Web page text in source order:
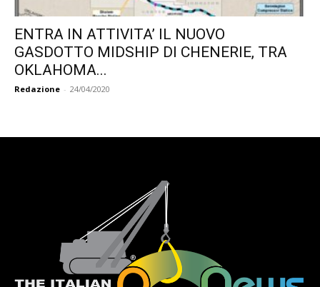
ENTRA IN ATTIVITA’ IL NUOVO
GASDOTTO MIDSHIP DI CHENERIE, TRA
OKLAHOMA...
Redazione - 24/04/2020